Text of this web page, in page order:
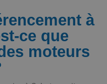
à
ce que
moteurs